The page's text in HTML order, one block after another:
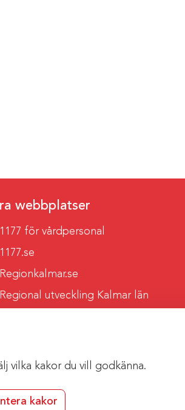
vilka kakor du vill godkänna.
kakor
webbplatser
1177 för vårdpersonal
1177.se
Regionkalmar.se
Regional utveckling Kalmar län